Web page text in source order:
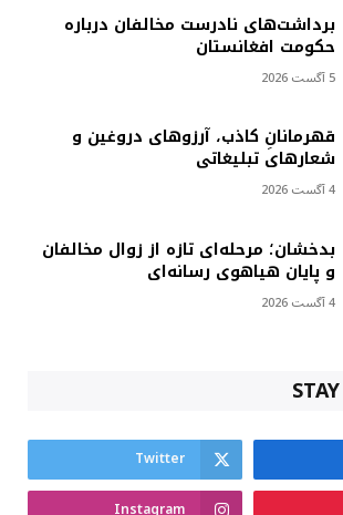
برداشت‌های نادرست مخالفان درباره
حکومت افغانستان
5 آگست 2026
قهرمانانِ کاذب، آرزوهای دروغین و
شعارهای تبلیغاتی
4 آگست 2026
بدخشان؛ مرحله‌ای تازه از زوال مخالفان
و پایان هیاهوی رسانه‌ای
4 آگست 2026
Twitter